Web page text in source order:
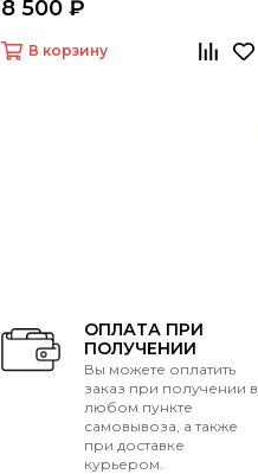
8 500 ₽
В корзину
ОПЛАТА ПРИ
ПОЛУЧЕНИИ
Вы можете оплатить
заказ при получении в
любом пункте
самовывоза, а также
при доставке
курьером.